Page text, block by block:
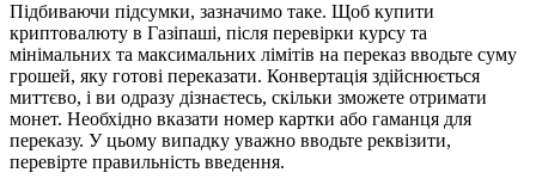
Підбиваючи підсумки, зазначимо таке. Щоб купити
криптовалюту в Газіпаші, після перевірки курсу та
мінімальних та максимальних лімітів на переказ вводьте суму
грошей, яку готові переказати. Конвертація здійснюється
миттєво, і ви одразу дізнаєтесь, скільки зможете отримати
монет. Необхідно вказати номер картки або гаманця для
переказу. У цьому випадку уважно вводьте реквізити,
перевірте правильність введення.